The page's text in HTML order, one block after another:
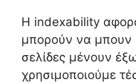
Η indexability
μπορούν να μπουν
σελίδες μένουν
χρησιμοποιούμε